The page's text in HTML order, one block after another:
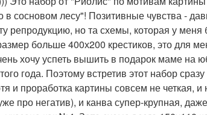
сосновом лесу"! Позитивные чувства -
репродукцию, но та схемы, которая у меня
больше 400х200 крестиков, это для
хочу успеть вышить в подарок маме на
года. Поэтому встретив этот набор сразу
и проработка картины совсем не четкая, и
про негатив), и канва супер-крупная,